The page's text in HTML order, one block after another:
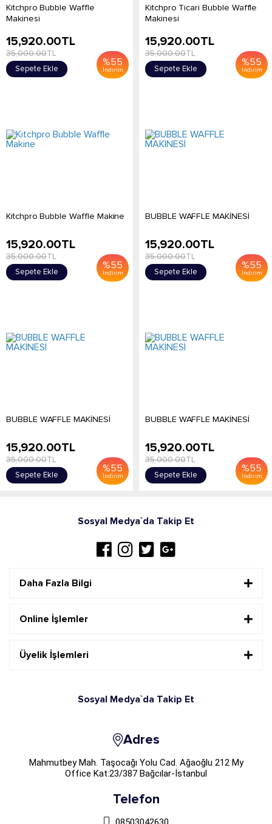
Kitchpro Bubble Waffle
Makinesi
%55
İndirim
15,920.00TL
35,000.00TL
Sepete Ekle
Kitchpro Ticari Bubble Waffle
Makinesi
%55
İndirim
15,920.00TL
35,000.00TL
Sepete Ekle
Kitchpro Bubble Waffle Makine
%55
İndirim
15,920.00TL
35,000.00TL
Sepete Ekle
BUBBLE WAFFLE MAKİNESİ
%55
İndirim
15,920.00TL
35,000.00TL
Sepete Ekle
BUBBLE WAFFLE MAKİNESİ
%55
İndirim
15,920.00TL
35,000.00TL
Sepete Ekle
BUBBLE WAFFLE MAKİNESİ
%55
İndirim
15,920.00TL
35,000.00TL
Sepete Ekle
Sosyal Medya`da Takip Et
Daha Fazla Bilgi
Online İşlemler
Üyelik İşlemleri
Sosyal Medya`da Takip Et
Adres
Mahmutbey Mah. Taşocağı Yolu Cad. Ağaoğlu 212 My
Office Kat:23/387 Bağcılar-İstanbul
Telefon